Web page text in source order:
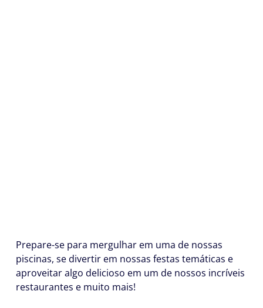
Prepare-se para mergulhar em uma de nossas
piscinas, se divertir em nossas festas temáticas e
aproveitar algo delicioso em um de nossos incríveis
restaurantes e muito mais!